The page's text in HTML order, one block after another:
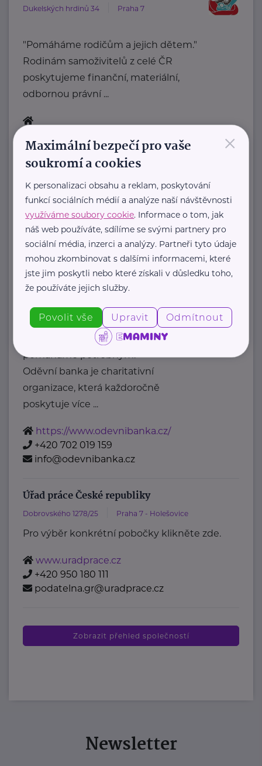
Dukelských hrdinů 34 Praha 7
"Pomáháme rodičům a jejich dětem."
Rodinám samoživitelů z celé ČR
poskytujeme finanční, materiální,
odbornou právní ...
+420 800 995 511
info@klubsvobodnychmatek.cz
Ministerstvo práce a sociálních věcí ČR
Na Poříčním právu 1/376 Praha 2
https://www.mpsv.cz/
+420 950 191 111
posta@mpsv.cz
Povltavská 5/74 Praha 7 – Troja
"Dáváme oblečení nový život,
pomáháme potřebným."
Oděvní banka je charitativní
organizace, která každoročně
poskytuje více ...
https://www.odevnibanka.cz/
+420 702 019 159
info@odevnibanka.cz
Úřad práce České republiky
Dobrovského 1278/25 Praha 7 - Holešovice
Pro výběr konkrétní pobočky klikněte zde.
www.uradprace.cz
+420 950 180 111
podatelna.gr@uradprace.cz
Zobrazit přehled společností
Newsletter
×
Maximální bezpečí pro vaše
soukromí a cookies
K personalizaci obsahu a reklam, poskytování
funkcí sociálních médií a analýze naší návštěvnosti
využíváme soubory cookie. Informace o tom, jak
náš web používáte, sdílíme se svými partnery pro
sociální média, inzerci a analýzy. Partneři tyto údaje
mohou zkombinovat s dalšími informacemi, které
jste jim poskytli nebo které získali v důsledku toho,
že používáte jejich služby.
Povolit vše Upravit Odmítnout